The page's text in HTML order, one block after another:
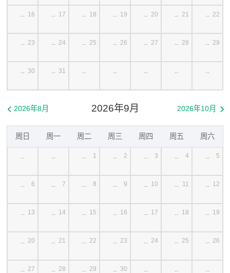
-- 16 -- 17 -- 18 -- 19 -- 20 -- 21 -- 22
-- 23 -- 24 -- 25 -- 26 -- 27 -- 28 -- 29
-- 30 -- 31 -- -- -- -- --
2026年9月
 2026年8月 2026年10月 
周日 周一 周二 周三 周四 周五 周六
-- -- -- 1 -- 2 -- 3 -- 4 -- 5
-- 6 -- 7 -- 8 -- 9 -- 10 -- 11 -- 12
-- 13 -- 14 -- 15 -- 16 -- 17 -- 18 -- 19
-- 20 -- 21 -- 22 -- 23 -- 24 -- 25 -- 26
-- 27 -- 28 -- 29 -- 30 -- -- --